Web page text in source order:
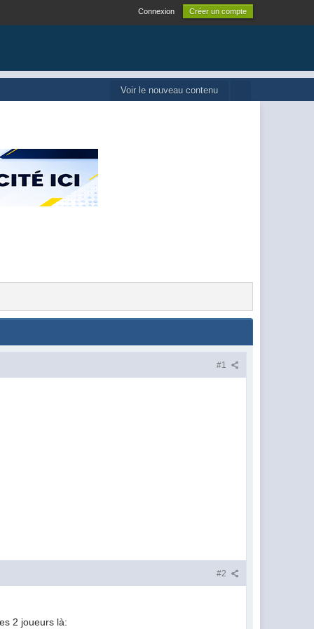
Connexion Créer un compte
Voir le nouveau contenu
#1
#2
2 joueurs là: